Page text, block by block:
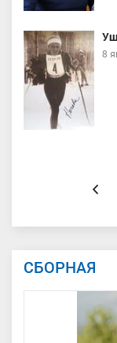
8
СБОРНАЯ